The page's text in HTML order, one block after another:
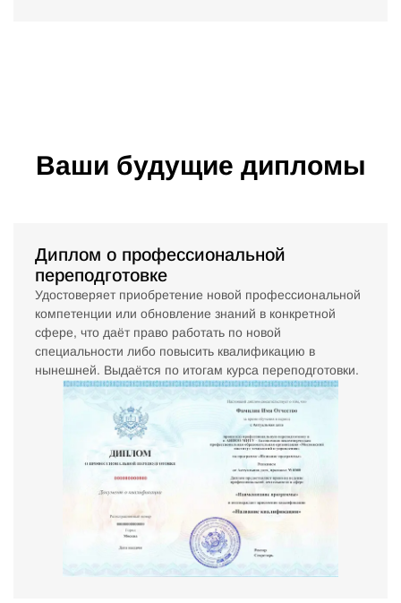
Ваши будущие дипломы
Диплом о профессиональной
переподготовке
Удостоверяет приобретение новой профессиональной
компетенции или обновление знаний в конкретной
сфере, что даёт право работать по новой
специальности либо повысить квалификацию в
нынешней. Выдаётся по итогам курса переподготовки.